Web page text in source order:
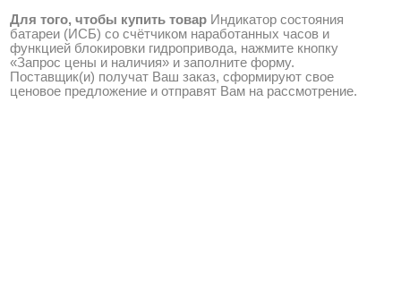
Для того, чтобы купить товар Индикатор состояния
батареи (ИСБ) со счётчиком наработанных часов и
функцией блокировки гидропривода, нажмите кнопку
«Запрос цены и наличия» и заполните форму.
Поставщик(и) получат Ваш заказ, сформируют свое
ценовое предложение и отправят Вам на рассмотрение.